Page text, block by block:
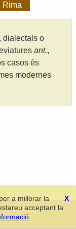
Rima
dialectals o
ant.,
casos és
modernes
Real Acadèmia de
X
a millorar la
acceptant la